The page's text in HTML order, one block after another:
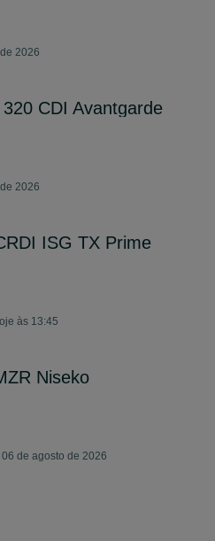
2026
CDI Avantgarde
2026
ISG TX Prime
às 13:45
Niseko
de agosto de 2026